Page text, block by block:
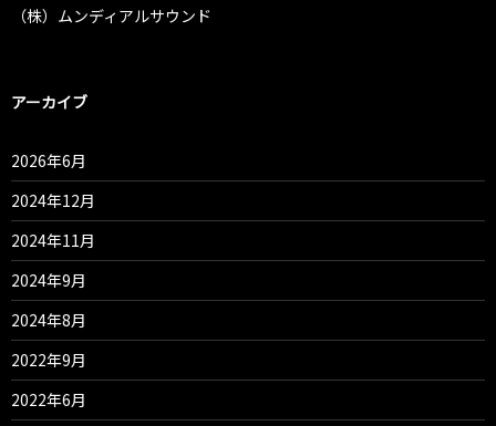
（株）ムンディアルサウンド
アーカイブ
2026年6月
2024年12月
2024年11月
2024年9月
2024年8月
2022年9月
2022年6月